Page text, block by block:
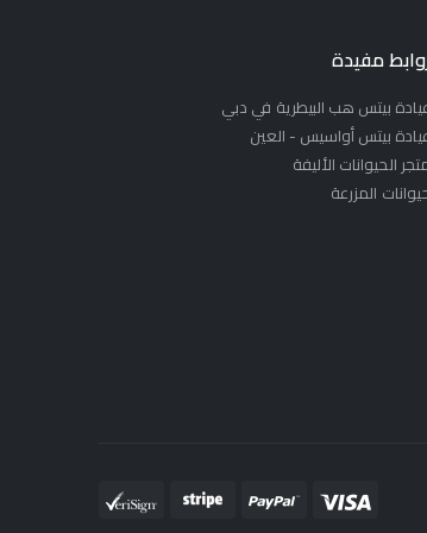
مفيدة
بيتس هب البيطرية في دبي
بيتس أواسيس - العين
الحيوانات الأليفة
المزرعة